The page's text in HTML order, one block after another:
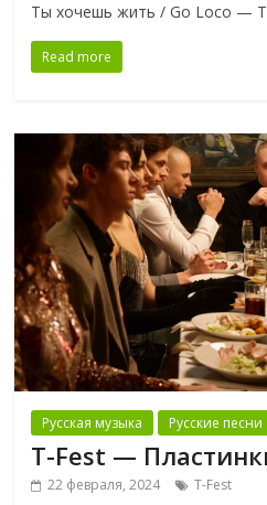
Ты хочешь жить / Go Loco —
Read more
Русская музыка Русские песни
T-Fest —
22 февраля, 2024 T-Fest